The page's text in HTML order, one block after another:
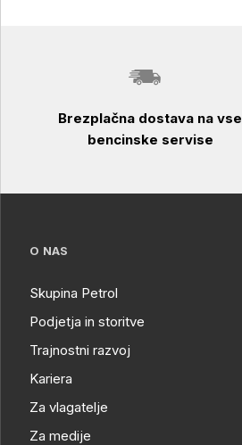
Brezplačna dostava na vse
bencinske servise
O NAS
Skupina Petrol
Podjetja in storitve
Trajnostni razvoj
Kariera
Za vlagatelje
Za medije